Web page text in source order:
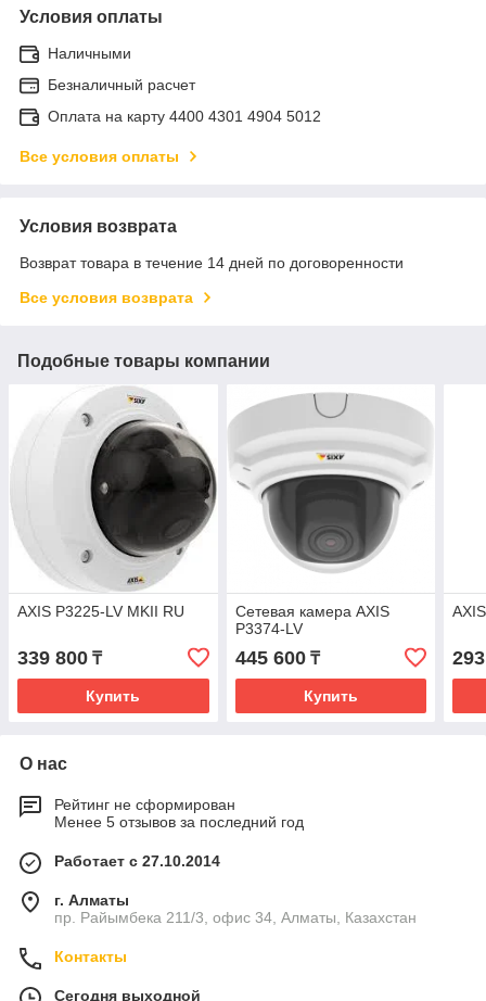
Условия оплаты
Наличными
Безналичный расчет
Оплата на карту 4400 4301 4904 5012
Все условия оплаты
Условия возврата
Возврат товара в течение 14 дней по договоренности
Все условия возврата
Подобные товары компании
AXIS P3225-LV MKII RU
339 800 ₸
Купить
Сетевая камера AXIS
P3374-LV
445 600₸
Купить
О нас
Рейтинг не сформирован
Менее 5 отзывов за последний год
Работает с 27.10.2014
г. Алматы
пр. Райымбека 211/3, офис 34, Алматы, Казахстан
Контакты
Сегодня выходной